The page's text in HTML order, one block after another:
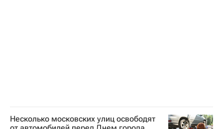
Несколько московских улиц освободят